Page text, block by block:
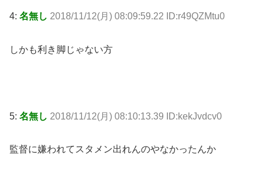
4: 名無し 2018/11/12(月) 08:09:59.22 ID:r49QZMtu0
しかも利き脚じゃない方
5: 名無し 2018/11/12(月) 08:10:13.39 ID:kekJvdcv0
監督に嫌われてスタメン出れんのやなかったんか